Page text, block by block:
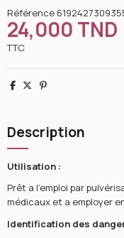
Référence
24,000 TND
TTC
Partager
TweetPinterest
Description
Utilisation :
Prêt a l’emploi par
médicaux et a employer
Identification des